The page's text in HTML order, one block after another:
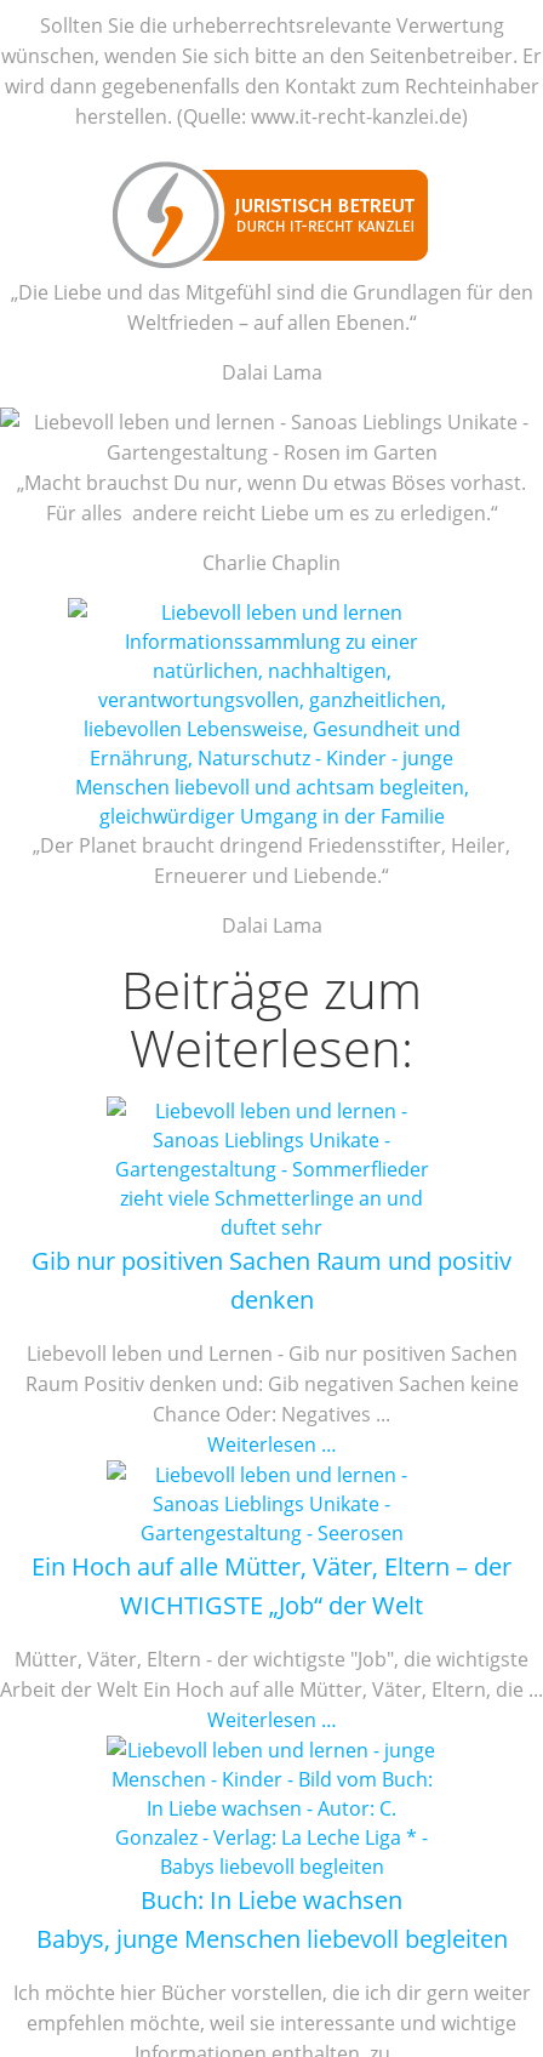
Sollten Sie die urheberrechtsrelevante Verwertung
wünschen, wenden Sie sich bitte an den Seitenbetreiber. Er
wird dann gegebenenfalls den Kontakt zum Rechteinhaber
herstellen. (Quelle: www.it-recht-kanzlei.de)
„Die Liebe und das Mitgefühl sind die Grundlagen für den
Weltfrieden – auf allen Ebenen.“
Dalai Lama
„Macht brauchst Du nur, wenn Du etwas Böses vorhast.
Für alles andere reicht Liebe um es zu erledigen.“
Charlie Chaplin
„Der Planet braucht dringend Friedensstifter, Heiler,
Erneuerer und Liebende.“
Dalai Lama
Beiträge zum
Weiterlesen:
Gib nur positiven Sachen Raum und positiv
denken
Liebevoll leben und Lernen - Gib nur positiven Sachen
Raum Positiv denken und: Gib negativen Sachen keine
Chance Oder: Negatives ...
Weiterlesen …
Ein Hoch auf alle Mütter, Väter, Eltern – der
WICHTIGSTE „Job“ der Welt
Mütter, Väter, Eltern - der wichtigste "Job", die wichtigste
Arbeit der Welt Ein Hoch auf alle Mütter, Väter, Eltern, die ...
Weiterlesen …
Buch: In Liebe wachsen
Babys, junge Menschen liebevoll begleiten
Ich möchte hier Bücher vorstellen, die ich dir gern weiter
empfehlen möchte, weil sie interessante und wichtige